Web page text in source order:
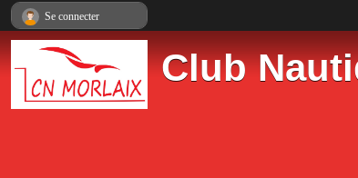
Club
Se connecter
Panneau de gestion des cookies